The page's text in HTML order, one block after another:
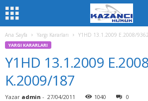
Ana Sayfa Yargı Kararları Y1HD 13.1.2009 E.2008/
YARGI KARARLARI
Y1HD 13.1.2009
K.2009/187
Yazar admin - 27/04/2011 1040 0